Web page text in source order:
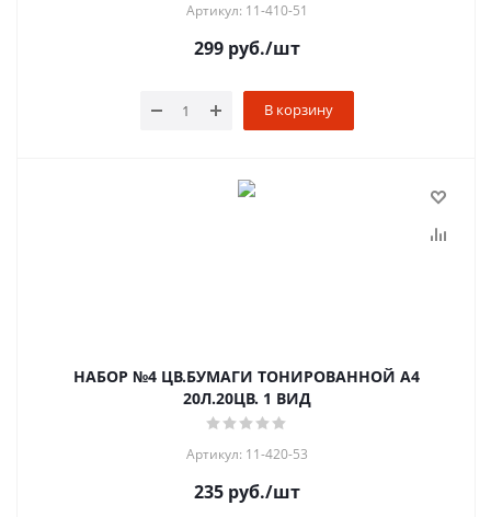
Артикул: 11-410-51
299руб./шт
В корзину
НАБОР №4 ЦВ.БУМАГИ ТОНИРОВАННОЙ А4
20Л.20ЦВ. 1 ВИД
Артикул: 11-420-53
235руб./шт